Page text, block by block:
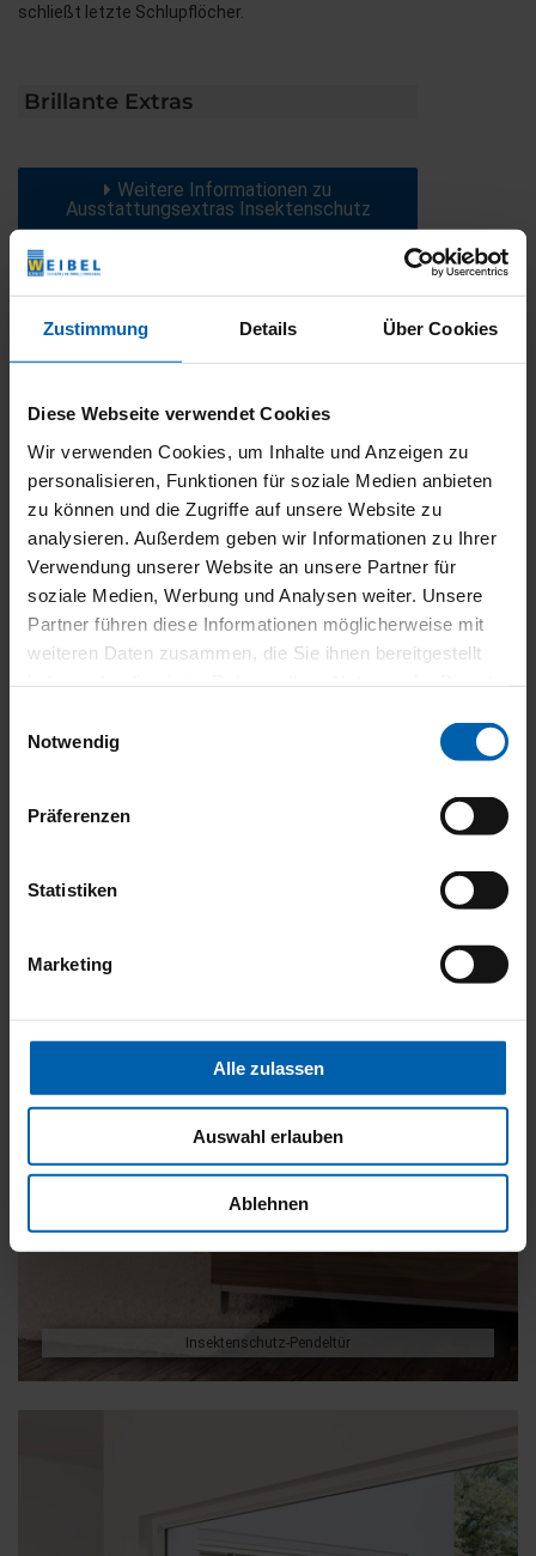
Zustimmung Details Über Cookies
Diese Webseite verwendet Cookies
Wir verwenden Cookies, um Inhalte und Anzeigen zu
personalisieren, Funktionen für soziale Medien anbieten
zu können und die Zugriffe auf unsere Website zu
analysieren. Außerdem geben wir Informationen zu Ihrer
Verwendung unserer Website an unsere Partner für
soziale Medien, Werbung und Analysen weiter. Unsere
Partner führen diese Informationen möglicherweise mit
weiteren Daten zusammen, die Sie ihnen bereitgestellt
Notwendig
Präferenzen
Statistiken
Marketing
Alle zulassen
Auswahl erlauben
Ablehnen
schließt letzte Schlupflöcher.
Brillante Extras
Weitere Informationen zu
Ausstattungsextras Insektenschutz
Insektenschutz-Pendeltür